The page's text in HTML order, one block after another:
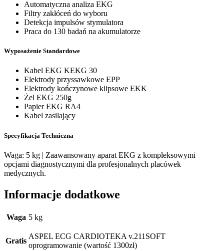
Automatyczna analiza EKG
Filtry zakłóceń do wyboru
Detekcja impulsów stymulatora
Praca do 130 badań na akumulatorze
Wyposażenie Standardowe
Kabel EKG KEKG 30
Elektrody przyssawkowe EPP
Elektrody kończynowe klipsowe EKK
Żel EKG 250g
Papier EKG RA4
Kabel zasilający
Specyfikacja Techniczna
Waga: 5 kg | Zaawansowany aparat EKG z kompleksowymi
opcjami diagnostycznymi dla profesjonalnych placówek
medycznych.
Informacje dodatkowe
Waga 5 kg
Gratis
ASPEL ECG CARDIOTEKA v.211SOFT
oprogramowanie (wartość 1300zł)